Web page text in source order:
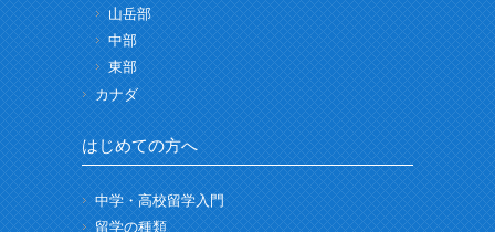
山岳部
中部
東部
カナダ
はじめての方へ
中学・高校留学入門
留学の種類